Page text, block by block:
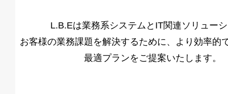
L.B.Eは業務系システムとIT関連ソリュー
お客様の業務課題を解決するために、より効率的
最適プランをご提案いたします。